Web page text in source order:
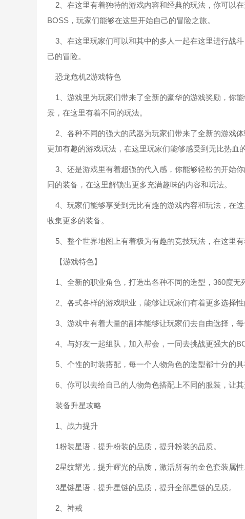
2、在这里有着独特的游戏内容和经典的玩法，你可以
BOSS，玩家们能够在这里开始自己的冒险之旅。
3、在这里玩家们可以和其中的多人一起在这里进行战
己的冒险。
恐龙危机2游戏特色
1、游戏里为玩家们带来了全新的豪华的游戏奖励，你
景，在这里有着不同的玩法。
2、各种不同的强大的武器为玩家们带来了全新的游戏
更加有趣的游戏玩法，在这里玩家们能够感受到无比热血的
3、还是游戏里有着超强的代入感，你能够轻松的开始
同的装备，在这里解锁出更多充满趣味的内容和玩法。
4、玩家们能够享受到无比有趣的游戏内容和玩法，在
收集更多的装备。
5、整个世界地图上有着极为有趣的竞技玩法，在这里有
【游戏特色】
1、全新的职业角色，打造出各种不同的造型，360度无
2、各式各样的游戏职业，能够让玩家们有着更多选择
3、游戏中有着大量的副本能够让玩家们去自由选择，
4、与好友一起组队，加入帮会，一同去挑战更强大的
5、个性的时装搭配，每一个人物角色的造型都十分的
6、你可以去给自己的人物角色搭配上不同的服装，让
装备升星攻略
1、战力提升
1粉装星语，提升粉装的品质，提升粉装的品质。
2星纹耀光，提升耀光的品质，激活所有的金色套装属性
3星链星语，提升星链的品质，提升全部星链的品质。
2、神戒